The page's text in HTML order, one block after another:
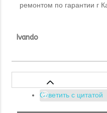
ремонтом по гарантии г
Ivando
Ответить с цитатой